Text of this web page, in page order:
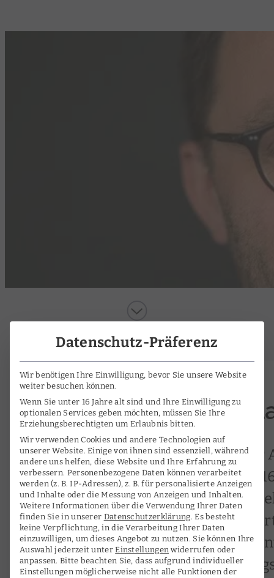
Dissertation: Der
Diese Studie befasst sich mit
Nikolaus Harnoncourt (1929-
als biografisch und historisch.
entwickeln (teils aus
theoretischen Vokabular), die
Interpretations- und
Datenschutz-Präferenz
Wir benötigen Ihre Einwilligung, bevor Sie unsere Website
weiter besuchen können.
Wenn Sie unter 16 Jahre alt sind und Ihre Einwilligung zu
optionalen Services geben möchten, müssen Sie Ihre
Erziehungsberechtigten um Erlaubnis bitten.
Wir verwenden Cookies und andere Technologien auf
unserer Website. Einige von ihnen sind essenziell, während
andere uns helfen, diese Website und Ihre Erfahrung zu
verbessern. Personenbezogene Daten können verarbeitet
werden (z. B. IP-Adressen), z. B. für personalisierte Anzeigen
und Inhalte oder die Messung von Anzeigen und Inhalten.
Weitere Informationen über die Verwendung Ihrer Daten
finden Sie in unserer Datenschutzerklärung. Es besteht
keine Verpflichtung, in die Verarbeitung Ihrer Daten
einzuwilligen, um dieses Angebot zu nutzen. Sie können Ihre
Auswahl jederzeit unterEinstellungenwiderrufen oder
anpassen. Bitte beachten Sie, dass aufgrund individueller
Einstellungen möglicherweise nicht alle Funktionen der